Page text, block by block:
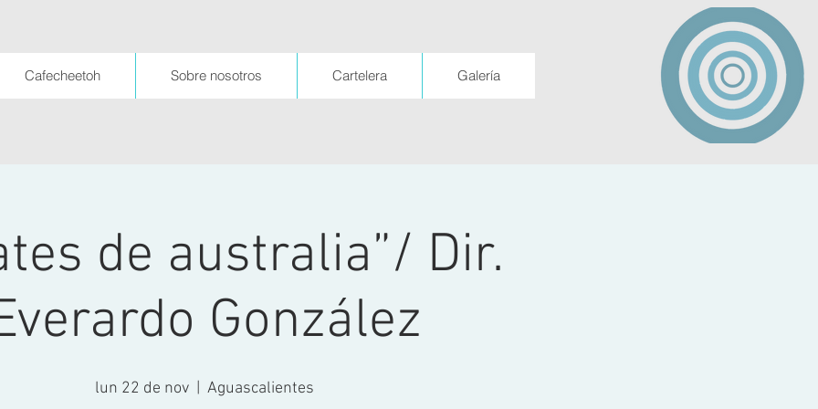
Cafecheetoh Sobre nosotros Cartelera Galería
de australia”/ Dir.
González
lun 22 de nov Aguascalientes